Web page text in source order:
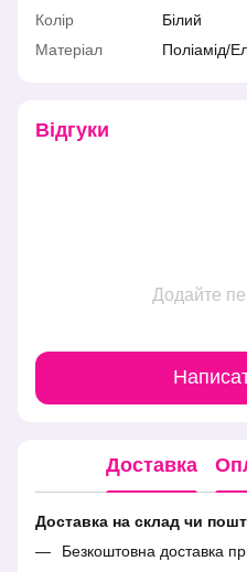
Колір
Білий
Матеріал
Поліамід/
Відгуки
Додайте
Доставка
Доставка на склад чи
Безкоштовна доставка